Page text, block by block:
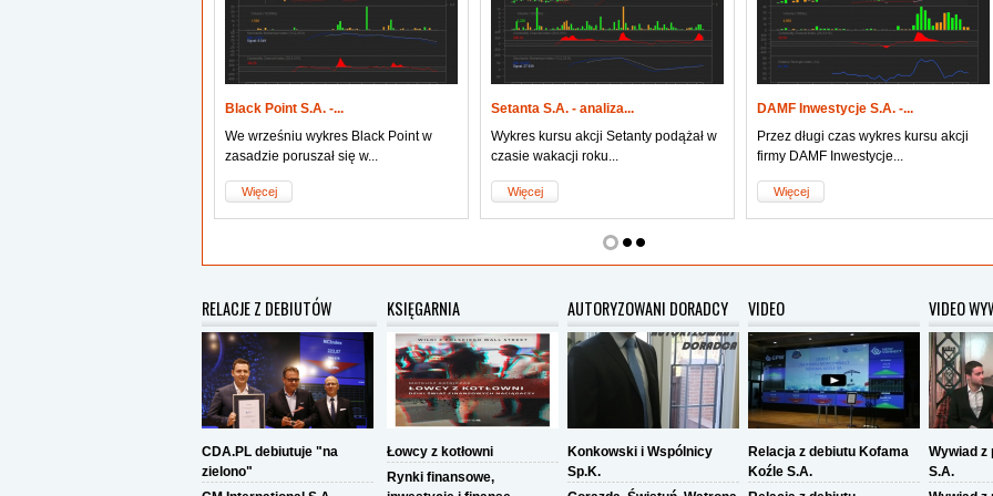
Black Point S.A. -...
We wrześniu wykres Black Point w
zasadzie poruszał się w...
Więcej
Setanta S.A. - analiza...
Wykres kursu akcji Setanty podążał w
czasie wakacji roku...
Więcej
DAMF Inwestycje S.A. -...
Przez długi czas wykres kursu akcji
firmy DAMF Inwestycje...
Więcej
RELACJE Z DEBIUTÓW
CDA.PL debiutuje "na
zielono"
KSIĘGARNIA
Łowcy z kotłowni
Rynki finansowe,
AUTORYZOWANI DORADCY
Konkowski i Wspólnicy
Sp.K.
VIDEO
Relacja z debiutu Kofama
Koźle S.A.
VIDEO
Wywiad z
S.A.